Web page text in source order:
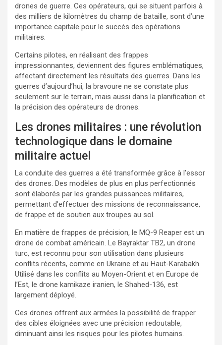
drones de guerre. Ces opérateurs, qui se situent parfois à
des milliers de kilomètres du champ de bataille, sont d’une
importance capitale pour le succès des opérations
militaires.
Certains pilotes, en réalisant des frappes
impressionnantes, deviennent des figures emblématiques,
affectant directement les résultats des guerres. Dans les
guerres d’aujourd’hui, la bravoure ne se constate plus
seulement sur le terrain, mais aussi dans la planification et
la précision des opérateurs de drones.
Les drones militaires : une révolution
technologique dans le domaine
militaire actuel
La conduite des guerres a été transformée grâce à l’essor
des drones. Des modèles de plus en plus perfectionnés
sont élaborés par les grandes puissances militaires,
permettant d’effectuer des missions de reconnaissance,
de frappe et de soutien aux troupes au sol.
En matière de frappes de précision, le MQ-9 Reaper est un
drone de combat américain. Le Bayraktar TB2, un drone
turc, est reconnu pour son utilisation dans plusieurs
conflits récents, comme en Ukraine et au Haut-Karabakh.
Utilisé dans les conflits au Moyen-Orient et en Europe de
l’Est, le drone kamikaze iranien, le Shahed-136, est
largement déployé.
Ces drones offrent aux armées la possibilité de frapper
des cibles éloignées avec une précision redoutable,
diminuant ainsi les risques pour les pilotes humains.